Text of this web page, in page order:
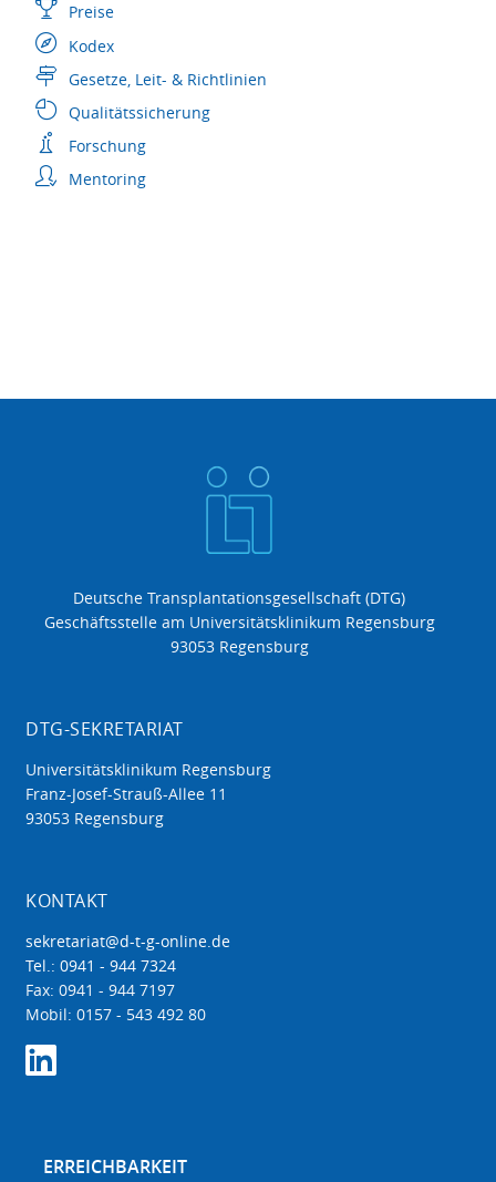
Preise
Kodex
Gesetze, Leit- & Richtlinien
Qualitätssicherung
Forschung
Mentoring
Deutsche Transplantationsgesellschaft (DTG)
Geschäftsstelle am Universitätsklinikum Regensburg
93053 Regensburg
DTG-SEKRETARIAT
Universitätsklinikum Regensburg
Franz-Josef-Strauß-Allee 11
93053 Regensburg
KONTAKT
sekretariat@d-t-g-online.de
Tel.: 0941 - 944 7324
Fax: 0941 - 944 7197
Mobil: 0157 - 543 492 80
ERREICHBARKEIT